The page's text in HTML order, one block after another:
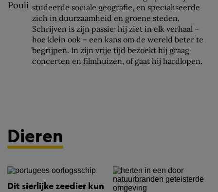
studeerde sociale geografie, en specialiseerde
zich in duurzaamheid en groene steden.
Schrijven is zijn passie; hij ziet in elk verhaal –
hoe klein ook – een kans om de wereld beter te
begrijpen. In zijn vrije tijd bezoekt hij graag
concerten en filmhuizen, of gaat hij hardlopen.
Dieren
Dit sierlijke zeedier kun